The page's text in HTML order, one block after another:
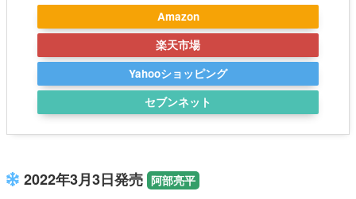
Amazon
楽天市場
Yahooショッピング
セブンネット
2022年3月3日発売 阿部亮平